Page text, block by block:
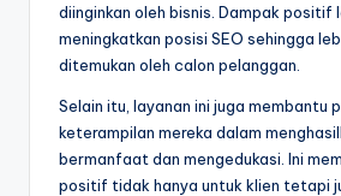
diinginkan oleh bisnis. Dampak positif
meningkatkan posisi SEO sehingga
ditemukan oleh calon pelanggan.
Selain itu, layanan ini juga membantu
keterampilan mereka dalam
bermanfaat dan mengedukasi. Ini
positif tidak hanya untuk klien tetapi